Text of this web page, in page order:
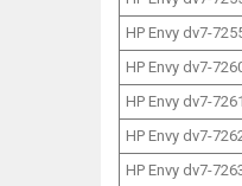
HP Envy dv7-
HP Envy dv7-
HP Envy dv7-
HP Envy dv7-
HP Envy dv7-